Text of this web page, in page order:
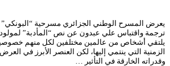
يعرض المسرح الوطني الجزائري مسرحية
ترجمة واقتباس علي عبدون عن نص “المأدبة”
يلتقي أشخاص من عالمين مختلفين لكل منهم
الزمنية التي ينتمي إليها، لكن العنصر الأبرز في
وقدراته الخارقة في التأثير …